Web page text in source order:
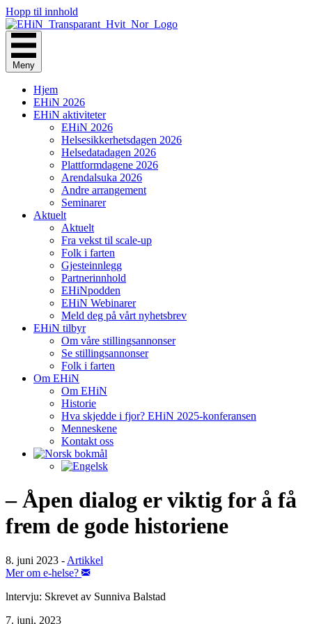
Hopp til innhold
Meny
Hjem
EHiN 2026
EHiN aktiviteter
EHiN 2026
Helsesikkerhetsdagen 2026
Helsedatadagen 2026
Plattformdagene 2026
Arendalsuka 2026
Andre arrangement
Seminarer
Aktuelt
Aktuelt
Fra vekst til scale-up
Folk i farten
Gjesteinnlegg
Partnerinnhold
EHiNpodden
EHiN Webinarer
Meld deg på vårt nyhetsbrev
EHiN tilbyr
Om våre stillingsannonser
Se stillingsannonser
Folk i farten
Om EHiN
Om EHiN
Historie
Hva skjedde i fjor? EHiN 2025-konferansen
Menneskene
Kontakt oss
– Åpen dialog er viktig for å få
frem de gode historiene
8. juni 2023 - Artikkel
Mer om e-helse?
lntervju: Skrevet av Sunniva Balstad
7. juni, 2023